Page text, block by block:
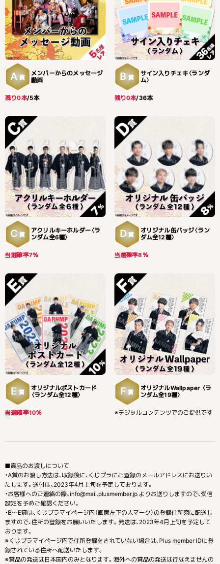
A 賞
メンバーからのメッセージ
動画
残り0本/5本
B 賞
サイン入りチェキ〈ランダ
ム〉
残り0本/36本
C 賞
アクリルキーホルダー〈ラ
ンダム全6種〉
当選確率7％
D 賞
オリジナル缶バッジ〈ラン
ダム全12種〉
当選確率8％
E 賞
オリジナルポストカード
〈ランダム全12種〉
当選確率10％
F 賞
オリジナルWallpaper 〈ラ
ンダム全19種〉
※デジタルコンテンツでのご提供です
■賞品のお渡しについて
・A賞のお渡し方法は、収録後に、くじプラにご登録のメールアドレスにお送りい
たします。送付は、2023年4月上旬を予定しております。
・お客様へのご連絡の際、info@mail.plusmember.jp よりお送りしますので、受信
設定を予めご確認ください。
・B〜E賞は、くじプラマイページ内（画面左下の人マーク）の登録住所宛に配送し
ますので、住所の登録をお願いいたします。発送は、2023年4月上旬を予定して
おります。
※くじプラマイページ内で住所登録をされていない場合は、Plus member IDに登
録されている住所へ配送いたします。
※賞品の発送は日本国内のみとなります。海外への賞品の発送は行なえませんの